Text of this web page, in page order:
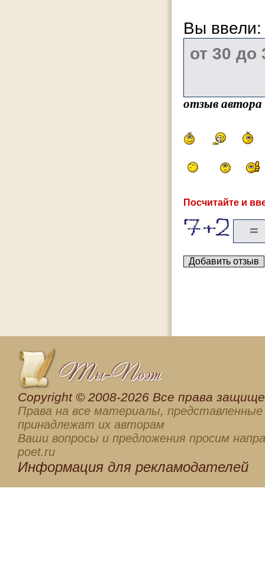
Вы
отзыв
Посчитайте и
Сopyright © 2008-2026 Все права
Права на все материалы, представленные
принадлежат их авторам
Ваши вопросы и предложения просим
poet.ru
Информация для рекламодателей